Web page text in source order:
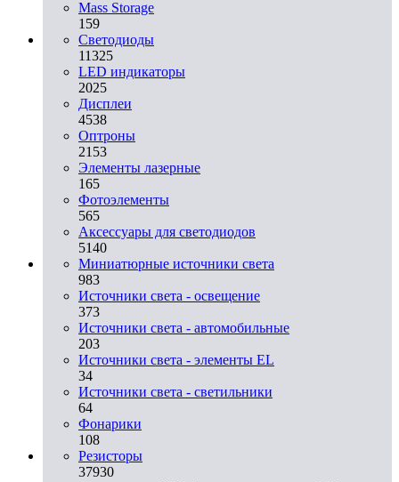
Mass Storage
159
Светодиоды
11325
LED индикаторы
2025
Дисплеи
4538
Оптроны
2153
Элементы лазерные
165
Фотоэлементы
565
Аксессуары для светодиодов
5140
Миниатюрные источники света
983
Источники света - освещение
373
Источники света - автомобильные
203
Источники света - элементы EL
34
Источники света - светильники
64
Фонарики
108
Резисторы
37930